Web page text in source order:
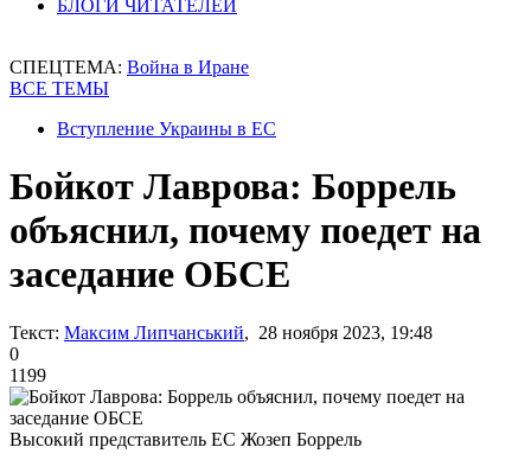
БЛОГИ ЧИТАТЕЛЕЙ
СПЕЦТЕМА: Война в Иране
ВСЕ ТЕМЫ
Вступление Украины в ЕС
Бойкот Лаврова: Боррель
объяснил, почему поедет на
заседание ОБСЕ
Текст: Максим Липчанський, 28 ноября 2023, 19:48
0
1199
Высокий представитель ЕС Жозеп Боррель